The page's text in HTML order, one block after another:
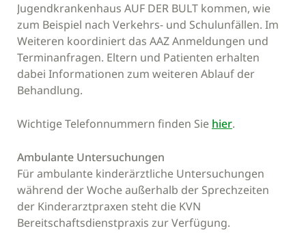
Jugendkrankenhaus AUF DER BULT kommen, wie
zum Beispiel nach Verkehrs- und Schulunfällen. Im
Weiteren koordiniert das AAZ Anmeldungen und
Terminanfragen. Eltern und Patienten erhalten
dabei Informationen zum weiteren Ablauf der
Behandlung.
Wichtige Telefonnummern finden Sie hier.
Ambulante Untersuchungen
Für ambulante kinderärztliche Untersuchungen
während der Woche außerhalb der Sprechzeiten
der Kinderarztpraxen steht die KVN
Bereitschaftsdienstpraxis zur Verfügung.